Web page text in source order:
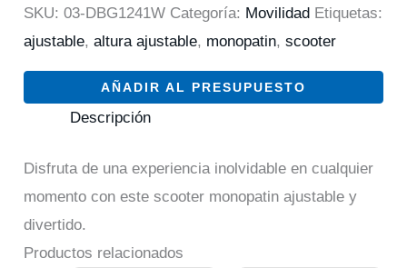
SKU:03-DBG1241W Categoría: Movilidad Etiquetas:
ajustable,altura ajustable, monopatin,scooter
AÑADIR AL PRESUPUESTO
Descripción
Disfruta de una experiencia inolvidable en cualquier
momento con este scooter monopatin ajustable y
divertido.
Productos relacionados